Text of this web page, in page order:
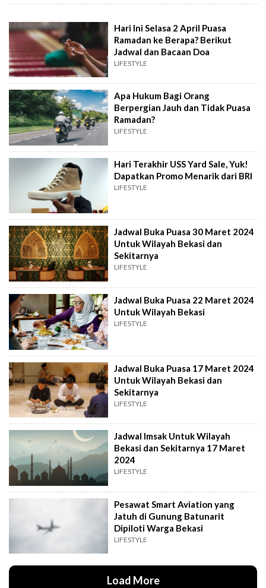
Hari Ini Selasa 2 April Puasa
Ramadan ke Berapa? Berikut
Jadwal dan Bacaan Doa
LIFESTYLE
Apa Hukum Bagi Orang
Berpergian Jauh dan Tidak Puasa
Ramadan?
LIFESTYLE
Hari Terakhir USS Yard Sale, Yuk!
Dapatkan Promo Menarik dari BRI
LIFESTYLE
Jadwal Buka Puasa 30 Maret 2024
Untuk Wilayah Bekasi dan
Sekitarnya
LIFESTYLE
Jadwal Buka Puasa 22 Maret 2024
Untuk Wilayah Bekasi
LIFESTYLE
Jadwal Buka Puasa 17 Maret 2024
Untuk Wilayah Bekasi dan
Sekitarnya
LIFESTYLE
Jadwal Imsak Untuk Wilayah
Bekasi dan Sekitarnya 17 Maret
2024
LIFESTYLE
Pesawat Smart Aviation yang
Jatuh di Gunung Batunarit
Dipiloti Warga Bekasi
LIFESTYLE
Load More